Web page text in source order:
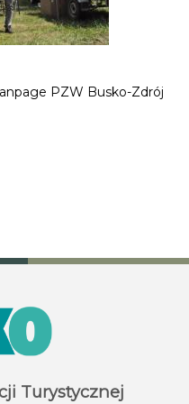
PZW Busko-Zdrój
Turystycznej